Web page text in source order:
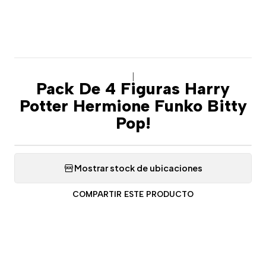
Pack De 4 Figuras Harry
Potter Hermione Funko Bitty
Pop!
Mostrar stock de ubicaciones
COMPARTIR ESTE PRODUCTO